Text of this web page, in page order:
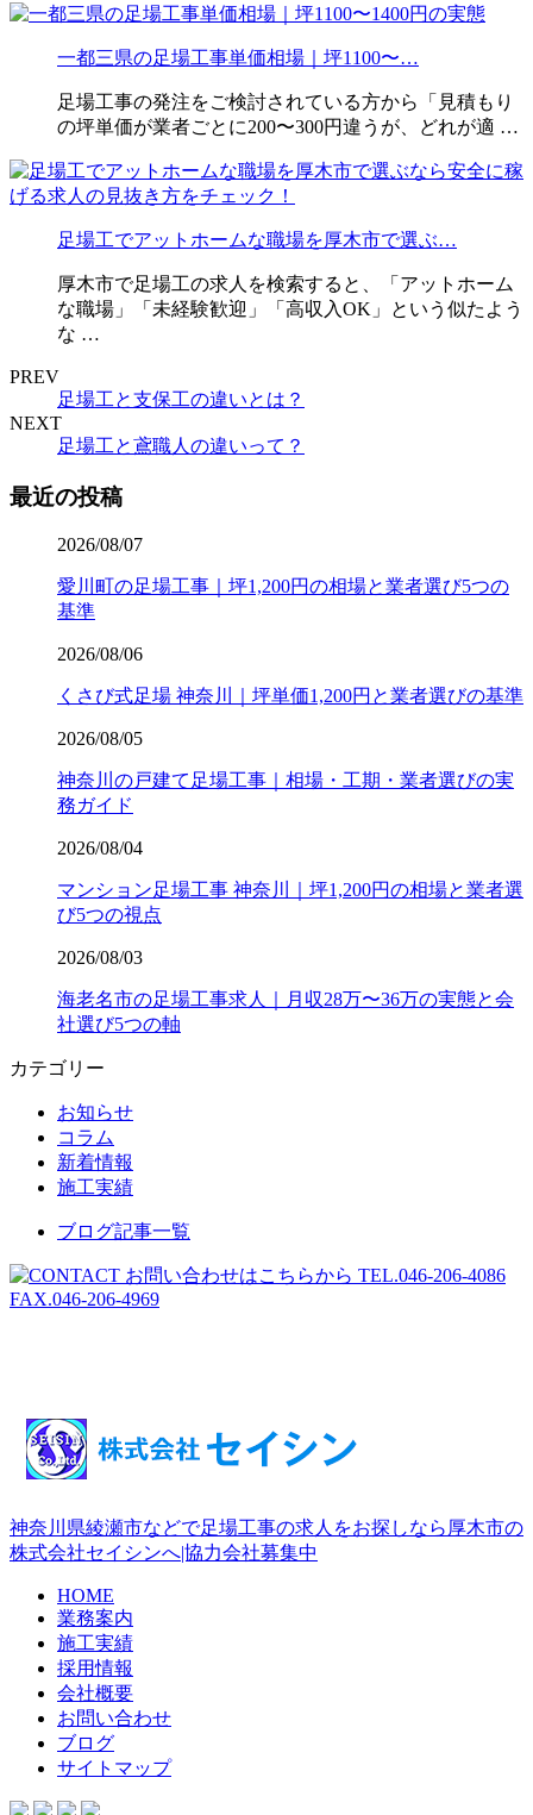
一都三県の足場工事単価相場｜坪1100〜…
足場工事の発注をご検討されている方から「見積もり
の坪単価が業者ごとに200〜300円違うが、どれが適 …
足場工でアットホームな職場を厚木市で選ぶ…
厚木市で足場工の求人を検索すると、「アットホーム
な職場」「未経験歓迎」「高収入OK」という似たよう
な …
PREV
足場工と支保工の違いとは？
NEXT
足場工と鳶職人の違いって？
最近の投稿
2026/08/07
愛川町の足場工事｜坪1,200円の相場と業者選び5つの
基準
2026/08/06
くさび式足場 神奈川｜坪単価1,200円と業者選びの基準
2026/08/05
神奈川の戸建て足場工事｜相場・工期・業者選びの実
務ガイド
2026/08/04
マンション足場工事 神奈川｜坪1,200円の相場と業者選
び5つの視点
2026/08/03
海老名市の足場工事求人｜月収28万〜36万の実態と会
社選び5つの軸
カテゴリー
お知らせ
コラム
新着情報
施工実績
ブログ記事一覧
神奈川県綾瀬市などで足場工事の求人をお探しなら厚木市の
株式会社セイシンへ|協力会社募集中
HOME
業務案内
施工実績
採用情報
会社概要
お問い合わせ
ブログ
サイトマップ